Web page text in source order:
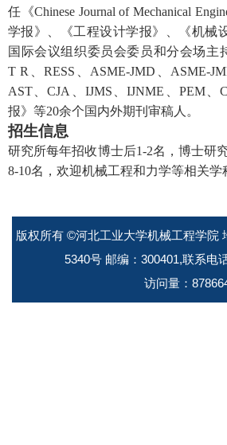
任《Chinese Journal of Mechanical
学报》
《工程设计学报》、《机械
国际会议组织委员会委员和分会场主
T R、RESS、 ASME-JMD、 ASME-
AST、CJA、 IJMS、IJNME、 PEM、
报》等20余个国内外期刊审稿人。
招生信息
研究所每年招收博士后1-2名，博士研
8-10名，欢迎机械工程和力学等相关学
版权所有 ©河北工业大学机械工程学院
5340号 邮编：300401,联系电
访问量：